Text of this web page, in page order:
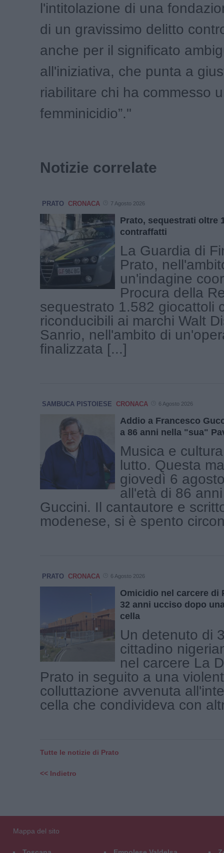
l'intitolazione di una
di un gravissimo delitto
anche per il significato
all'iniziativa, che punta a
riabilitare chi ha commesso
femminicidio”."
Notizie correlate
PRATO CRONACA 7 Agosto 2026
Prato, sequestrati oltre
contraffatti
La Guardia di
Prato,
un'indagine
Procura della
sequestrato 1.582 giocattoli
riconducibili ai marchi Walt
Sanrio, nell'ambito di
finalizzata [...]
SAMBUCA PISTOIESE CRONACA 6 Agosto 2026
Addio a Francesco
a 86 anni nella "sua"
Musica e
lutto. Questa
giovedì 6
all'età di 86
Guccini. Il cantautore e
modenese, si è spento
PRATO CRONACA 6 Agosto 2026
Omicidio nel carcere di
32 anni ucciso dopo
cella
Un detenuto di
cittadino
nel carcere La
Prato in seguito a una
colluttazione avvenuta
cella che condivideva con
Tutte le notizie di Prato
<< Indietro
Mappa del sito